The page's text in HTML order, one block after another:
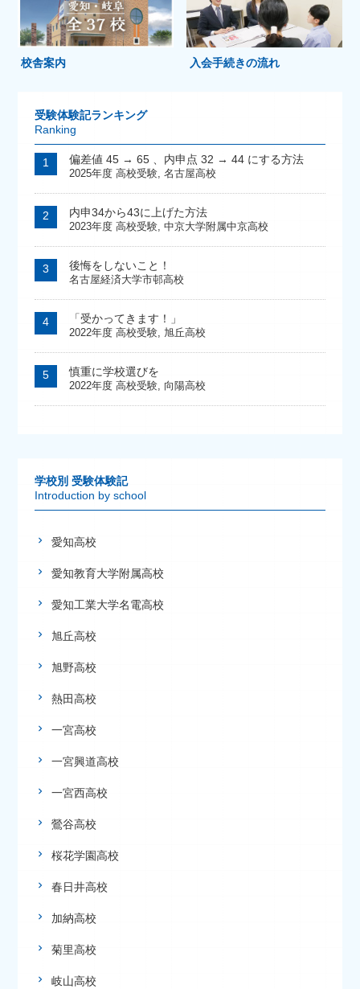
校舎案内 入会手続きの流れ
受験体験記ランキング
Ranking
偏差値 45 → 65 、内申点 32 → 44 にする方法
2025年度 高校受験, 名古屋高校
内申34から43に上げた方法
2023年度 高校受験, 中京大学附属中京高校
後悔をしないこと！
名古屋経済大学市邨高校
「受かってきます！」
2022年度 高校受験, 旭丘高校
慎重に学校選びを
2022年度 高校受験, 向陽高校
学校別 受験体験記
Introduction by school
愛知高校
愛知教育大学附属高校
愛知工業大学名電高校
旭丘高校
旭野高校
熱田高校
一宮高校
一宮興道高校
一宮西高校
鶯谷高校
桜花学園高校
春日井高校
加納高校
菊里高校
岐山高校